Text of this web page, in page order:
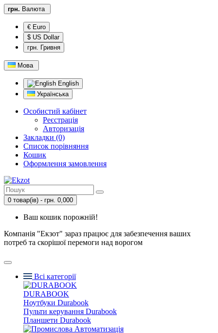
грн. Валюта
€ Euro
$ US Dollar
грн. Гривня
Мова
English
Українська
Особистий кабінет
Реєстрація
Авторизація
Закладки (0)
Список порівняння
Кошик
Оформлення замовлення
0 товар(ів) - грн. 0,000
Ваш кошик порожній!
Компанія "Екзот" зараз працює для забезпечення ваших
потреб та скорішої перемоги над ворогом
Всі категорії
DURABOOK
Ноутбуки Durabook
Пульти керування Durabook
Планшети Durabook